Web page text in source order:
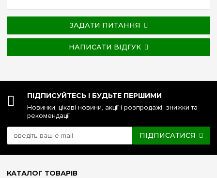
ЗАДАТИ ПИТАННЯ
НАПИСАТИ ВІДГУК
ПІДПИСУЙТЕСЬ І БУДЬТЕ ПЕРШИМИ
Новинки, цікаві новини, акції і розпродажі, знижки та
рекомендації
ПІДПИСАТИСЯ
КАТАЛОГ ТОВАРІВ